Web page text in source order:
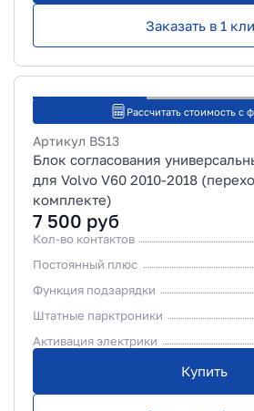
Заказать в 1
Рассчитать стоимость с
Артикул BS13
Блок согласования
для Volvo V60 2010-2018
комплекте)
7 500 руб
Кол-во контактов
Постоянный плюс
Функция подзарядки
Штатные парктроники
Активация электрики
Купить